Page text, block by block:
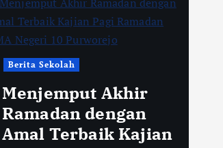
Berita Umum
Jejak Ilmiah dalam
Ayat Suci Al
Quran:Hikmah
Kajian Ramadan di